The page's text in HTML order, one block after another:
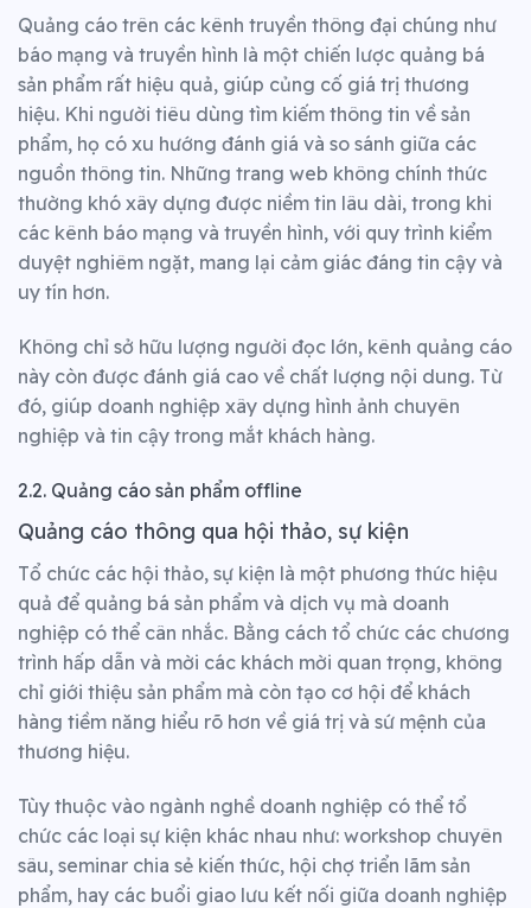
Quảng cáo trên các kênh truyền thông đại chúng như
báo mạng và truyền hình là một chiến lược quảng bá
sản phẩm rất hiệu quả, giúp củng cố giá trị thương
hiệu. Khi người tiêu dùng tìm kiếm thông tin về sản
phẩm, họ có xu hướng đánh giá và so sánh giữa các
nguồn thông tin. Những trang web không chính thức
thường khó xây dựng được niềm tin lâu dài, trong khi
các kênh báo mạng và truyền hình, với quy trình kiểm
duyệt nghiêm ngặt, mang lại cảm giác đáng tin cậy và
uy tín hơn.
Không chỉ sở hữu lượng người đọc lớn, kênh quảng cáo
này còn được đánh giá cao về chất lượng nội dung. Từ
đó, giúp doanh nghiệp xây dựng hình ảnh chuyên
nghiệp và tin cậy trong mắt khách hàng.
2.2. Quảng cáo sản phẩm offline
Quảng cáo thông qua hội thảo, sự kiện
Tổ chức các hội thảo, sự kiện là một phương thức hiệu
quả để quảng bá sản phẩm và dịch vụ mà doanh
nghiệp có thể cân nhắc. Bằng cách tổ chức các chương
trình hấp dẫn và mời các khách mời quan trọng, không
chỉ giới thiệu sản phẩm mà còn tạo cơ hội để khách
hàng tiềm năng hiểu rõ hơn về giá trị và sứ mệnh của
thương hiệu.
Tùy thuộc vào ngành nghề doanh nghiệp có thể tổ
chức các loại sự kiện khác nhau như: workshop chuyên
sâu, seminar chia sẻ kiến thức, hội chợ triển lãm sản
phẩm, hay các buổi giao lưu kết nối giữa doanh nghiệp